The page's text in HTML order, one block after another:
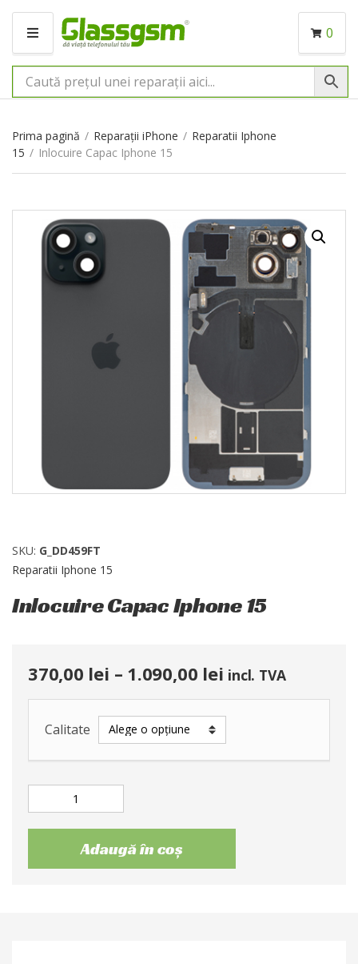
M
N
I
0
Prima pagină / Reparații iPhone / Reparatii Iphone
15 / Inlocuire Capac Iphone 15
SKU: G_DD459FT
Reparatii Iphone 15
Inlocuire Capac Iphone 15
370,00 lei – 1.090,00 lei incl. TVA
Calitate
Adaugă în coș